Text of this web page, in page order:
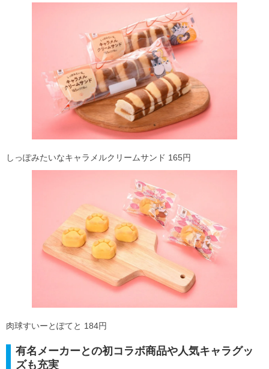
しっぽみたいなキャラメルクリームサンド 165円
肉球すいーとぽてと 184円
有名メーカーとの初コラボ商品や人気キャラグッ
ズも充実